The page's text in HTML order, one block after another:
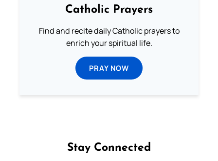
Catholic Prayers
Find and recite daily Catholic prayers to
enrich your spiritual life.
PRAY NOW
Stay Connected